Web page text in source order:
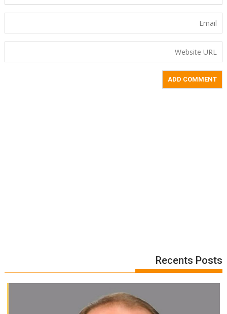
Recents Posts